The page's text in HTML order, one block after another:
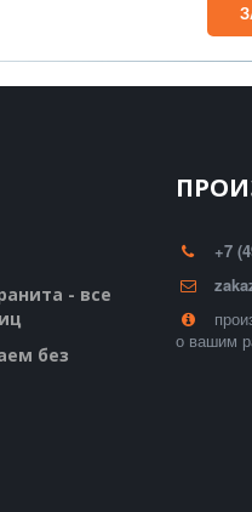
- все
без
+7
о вашим